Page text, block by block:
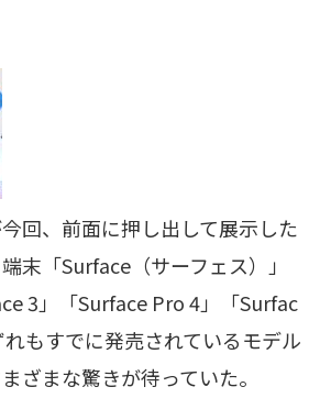
回、前面に押し出して展示した
末「Surface（サーフェス）」
3」「Surface Pro 4」「Surfac
もすでに発売されているモデル
ざまな驚きが待っていた。